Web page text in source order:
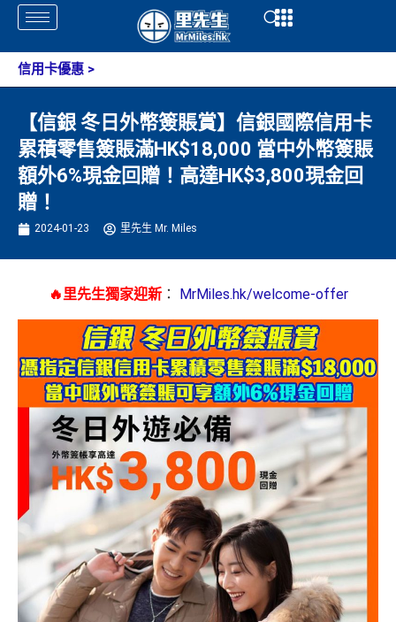
Skip
content
Open
信用卡優惠 >
【信銀 冬日外幣簽賬賞】信銀國際信用卡
累積零售簽賬滿HK$18,000 當中外幣簽賬
額外6%現金回贈！高達HK$3,800現金回
贈！
2024-01-23 里先生 Mr. Miles
🔥里先生獨家迎新： MrMiles.hk/welcome-offer